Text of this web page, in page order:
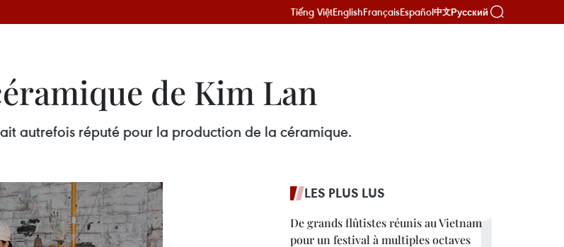
Tiếng ViệtEnglishFrançaisEspañol中文Русский
de Kim Lan
autrefois réputé pour la production de la céramique.
LES PLUS LUS
De grands flûtistes réunis au Vietnam
pour un festival à multiples octaves